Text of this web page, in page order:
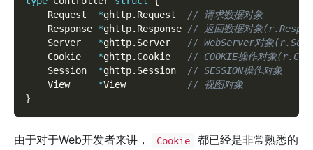
    Request
*ghttp. Request // 请求数据对象
    Response
*ghttp. Response // 返回数据对象
    Server
*ghttp. Server // WebServer对象
    Cookie
*ghttp. Cookie // COOKIE操作对象
    Session
*ghttp. Session // SESSION操作对象
    View
*View // 视图对象
}
由于对于Web开发者来讲， Cookie
都已经是非常熟悉的